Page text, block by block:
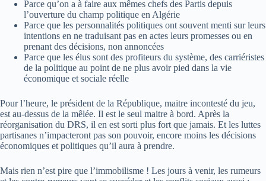
Parce qu’on a à faire aux mêmes chefs des Partis depuis
l’ouverture du champ politique en Algérie
Parce que les personnalités politiques ont souvent menti sur leurs
intentions en ne traduisant pas en actes leurs promesses ou en
prenant des décisions, non annoncées
Parce que les élus sont des profiteurs du système, des carriéristes
de la politique au point de ne plus avoir pied dans la vie
économique et sociale réelle
Pour l’heure, le président de la République, maitre incontesté du jeu,
est au-dessus de la mêlée. Il est le seul maitre à bord. Après la
réorganisation du DRS, il en est sorti plus fort que jamais. Et les luttes
partisanes n’impacteront pas son pouvoir, encore moins les décisions
économiques et politiques qu’il aura à prendre.
Mais rien n’est pire que l’immobilisme ! Les jours à venir, les rumeurs